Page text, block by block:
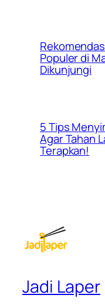
Populer di
Dikunjungi
5 Tips
Agar Tahan
Terapkan!
Jadi Laper